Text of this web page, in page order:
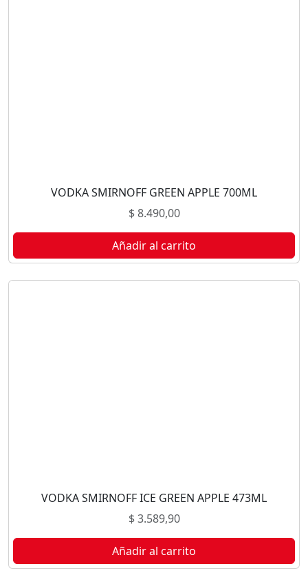
VODKA SMIRNOFF GREEN APPLE 700ML
$8.490,00
Añadir al carrito
VODKA SMIRNOFF ICE GREEN APPLE 473ML
$3.589,90
Añadir al carrito